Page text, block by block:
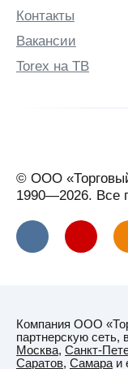
Контакты
Вакансии
Torex на ТВ
© ООО
1990—2026. Все
Компания ООО
партнерскую сеть,
Москва, Санкт-
Саратов, Самара и